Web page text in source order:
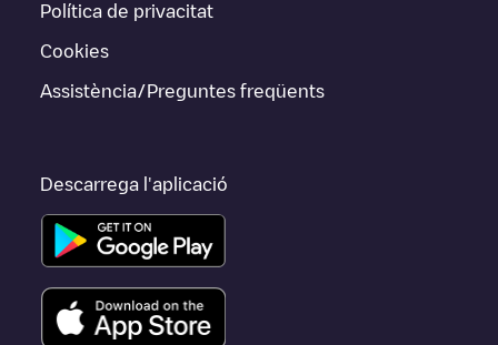
Política de privacitat
Cookies
Assistència/Preguntes freqüents
Descarrega l'aplicació